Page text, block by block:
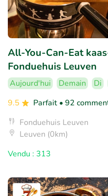
All-You-Can-Eat
Fonduehuis Leuven
Aujourd'hui Demain Di
9.5
Parfait • 92
Fonduehuis Leuven
Leuven (0km)
Vendu : 313